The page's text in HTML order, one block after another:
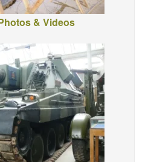
& Videos